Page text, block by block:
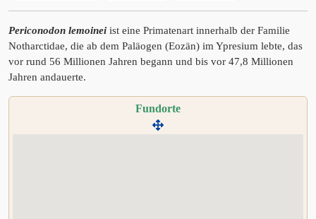
Periconodon lemoinei ist eine Primatenart innerhalb der Familie
Notharctidae, die ab dem Paläogen (Eozän) im Ypresium lebte, das
vor rund 56 Millionen Jahren begann und bis vor 47,8 Millionen
Jahren andauerte.
Fundorte